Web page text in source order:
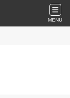
MENU